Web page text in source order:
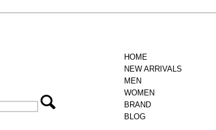
HOME
NEW ARRIVALS
MEN
WOMEN
BRAND
BLOG